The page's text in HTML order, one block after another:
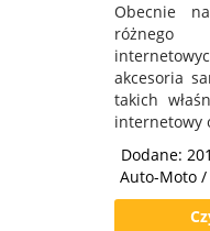
Obecnie
różnego
akcesoria
takich
internetowy
Dodane:
Auto-Moto /